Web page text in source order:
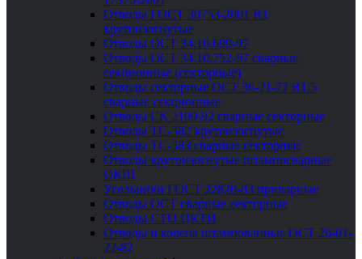
Отводы ГОСТ 30753-2001 R1
крутоизогнутые
Отводы ОСТ 34.10.699-97
Отводы ОСТ 34.10.752-97 сварные
секционные (секторные)
Отводы секторные ОСТ 36-21-77 R1.5
сварные секционные
Отводы СК 2109-92 сварные секторные
Отводы ТС-582 крутоизогнутые
Отводы ТС-583 сварные секторные
Отводы крутоизогнутые штампосварные
ОКШ
Угольники ГОСТ 22820-83 приварные
Отводы ОСТ сварные секторные
Отводы СТО ЦКТИ
Отводы и колена штампованные ОСТ 26-01-
22-82